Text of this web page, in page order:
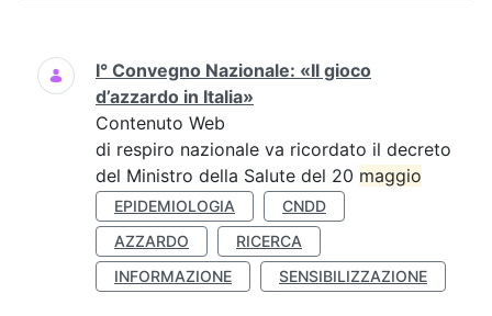
Ricerca
I° Convegno Nazionale: «Il gioco
d’azzardo in Italia»
Contenuto Web
di respiro nazionale va ricordato il decreto
del Ministro della Salute del 20 maggio
EPIDEMIOLOGIA
CNDD
AZZARDO
RICERCA
INFORMAZIONE
SENSIBILIZZAZIONE